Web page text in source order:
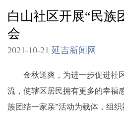
白山社区开展“民族
会
2021-10-21 延吉新闻网
金秋送爽，为进一步促进社
流，使辖区居民拥有更多的幸福
族团结一家亲”活动为载体，组